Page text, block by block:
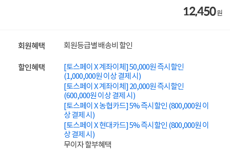
12,450원
회원혜택 회원등급별 배송비 할인
할인혜택
[토스페이 X 계좌이체] 50,000원 즉시할인
(1,000,000원 이상 결제 시)
[토스페이 X 계좌이체] 20,000원 즉시할인
(600,000원 이상 결제 시)
[토스페이 X 농협카드] 5% 즉시할인 (800,000원 이
상 결제 시)
[토스페이 X 현대카드] 5% 즉시할인 (800,000원 이
상 결제 시)
무이자 할부혜택